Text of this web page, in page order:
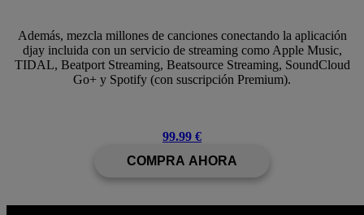
Además, mezcla millones de canciones conectando la aplicación
djay incluida con un servicio de streaming como Apple Music,
TIDAL, Beatport Streaming, Beatsource Streaming, SoundCloud
Go+ y Spotify (con suscripción Premium).
99.99 €
COMPRA AHORA